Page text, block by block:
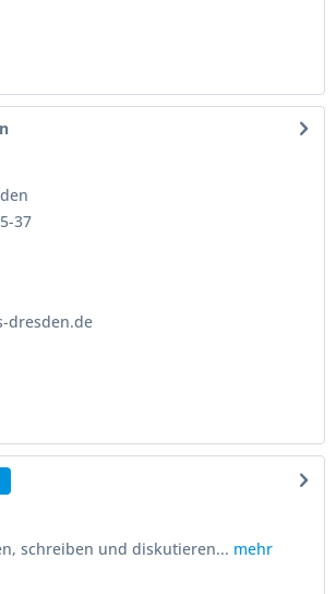
37
dresden.de
schreiben und diskutieren... mehr